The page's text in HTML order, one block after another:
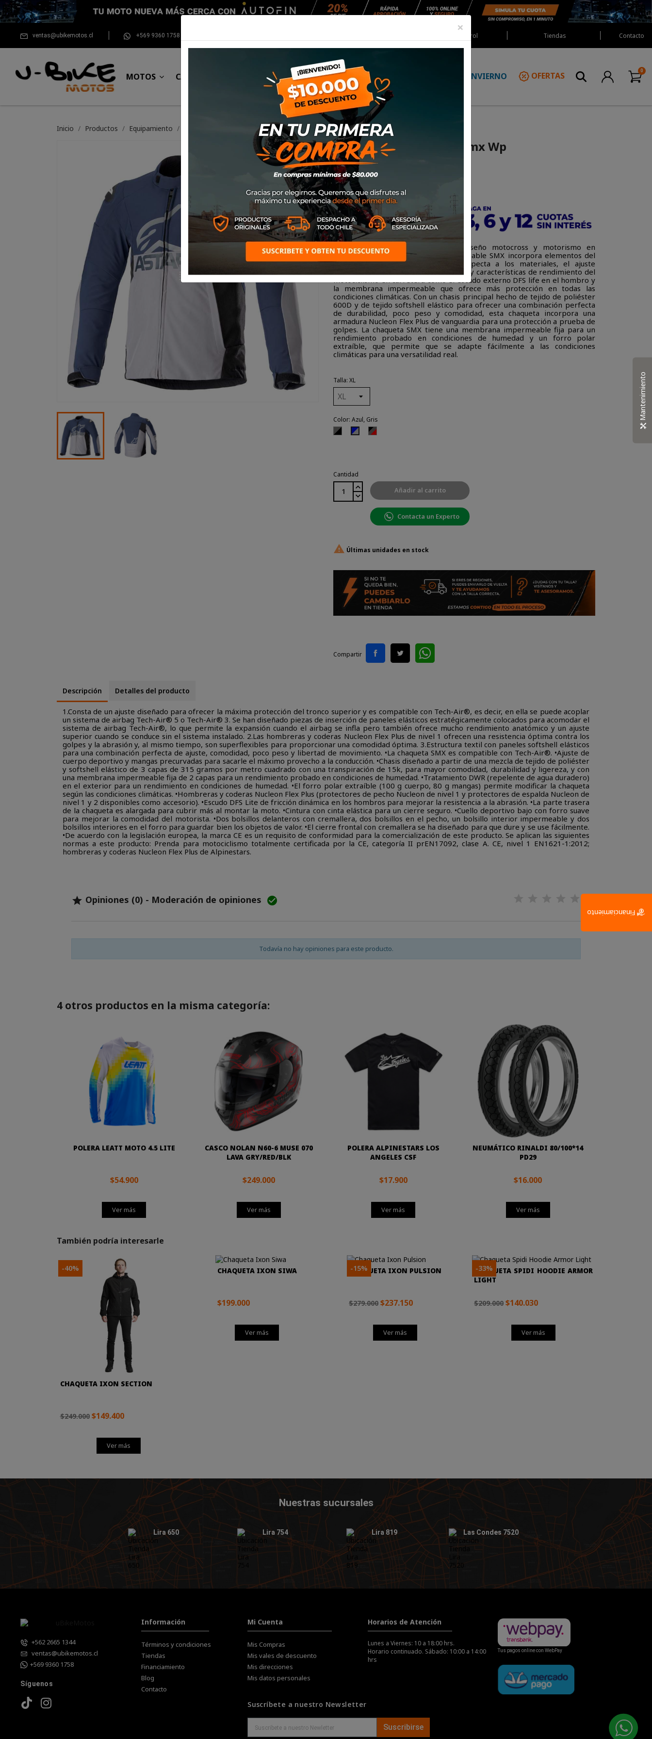
ventas@ubikemotos.cl +569 9360 1758 Red Castrol Tiendas Contacto
MOTOS CASCOS EQUIPAMIENTO NEUMÁTICOS MANTENCIÓN INVIERNO OFERTAS
Inicio Productos Equipamiento Chaqueta Alpinestars Smx Wp
Chaqueta Alpinestars Smx Wp
SKU3206523
$235.000
Derivada de una combinación de diseño motocross y motorismo en
carretera. La nueva chaqueta impermeable SMX incorpora elementos del
diseño de motocross en lo que respecta a los materiales, el ajuste
deportivo y los gráficos de la chaqueta y características de rendimiento del
motociclismo en carretera como el escudo externo DFS life en el hombro y
la membrana impermeable que ofrece más protección en todas las
condiciones climáticas. Con un chasis principal hecho de tejido de poliéster
600D y de tejido softshell elástico para ofrecer una combinación perfecta
de durabilidad, poco peso y comodidad, esta chaqueta incorpora una
armadura Nucleon Flex Plus de vanguardia para una protección a prueba de
golpes. La chaqueta SMX tiene una membrana impermeable fija para un
rendimiento probado en condiciones de humedad y un forro polar
extraíble, que permite que se adapte fácilmente a las condiciones
climáticas para una versatilidad real.
Talla: XL
Color: Azul, Gris
Negro,Azul, Negro,
Cantidad
Añadir al carrito
Contacta un Experto
 Últimas unidades en stock
Compartir
Descripción Detalles del producto
1.Consta de un ajuste diseñado para ofrecer la máxima protección del tronco superior y es compatible con Tech-Air®, es decir, en ella se puede acoplar
un sistema de airbag Tech-Air® 5 o Tech-Air® 3. Se han diseñado piezas de inserción de paneles elásticos estratégicamente colocados para acomodar el
sistema de airbag Tech-Air®, lo que permite la expansión cuando el airbag se infla pero también ofrece mucho rendimiento anatómico y un ajuste
superior cuando se conduce sin el sistema instalado. 2.Las hombreras y coderas Nucleon Flex Plus de nivel 1 ofrecen una resistencia óptima contra los
golpes y la abrasión y, al mismo tiempo, son superflexibles para proporcionar una comodidad óptima. 3.Estructura textil con paneles softshell elásticos
para una combinación perfecta de ajuste, comodidad, poco peso y libertad de movimiento. •La chaqueta SMX es compatible con Tech-Air®. •Ajuste de
cuerpo deportivo y mangas precurvadas para sacarle el máximo provecho a la conducción. •Chasis diseñado a partir de una mezcla de tejido de poliéster
y softshell elástico de 3 capas de 315 gramos por metro cuadrado con una transpiración de 15k, para mayor comodidad, durabilidad y ligereza, y con
una membrana impermeable fija de 2 capas para un rendimiento probado en condiciones de humedad. •Tratamiento DWR (repelente de agua duradero)
en el exterior para un rendimiento en condiciones de humedad. •El forro polar extraíble (100 g cuerpo, 80 g mangas) permite modificar la chaqueta
según las condiciones climáticas. •Hombreras y coderas Nucleon Flex Plus (protectores de pecho Nucleon de nivel 1 y protectores de espalda Nucleon de
nivel 1 y 2 disponibles como accesorio). •Escudo DFS Lite de fricción dinámica en los hombros para mejorar la resistencia a la abrasión. •La parte trasera
de la chaqueta es alargada para cubrir más al montar la moto. •Cintura con cinta elástica para un cierre seguro. •Cuello deportivo bajo con forro suave
para mejorar la comodidad del motorista. •Dos bolsillos delanteros con cremallera, dos bolsillos en el pecho, un bolsillo interior impermeable y dos
bolsillos interiores en el forro para guardar bien los objetos de valor. •El cierre frontal con cremallera se ha diseñado para que dure y se use fácilmente.
•De acuerdo con la legislación europea, la marca CE es un requisito de conformidad para la comercialización de este producto. Se aplican las siguientes
normas a este producto: Prenda para motociclismo totalmente certificada por la CE, categoría II prEN17092, clase A. CE, nivel 1 EN1621-1:2012;
hombreras y coderas Nucleon Flex Plus de Alpinestars.
 Opiniones (0) - Moderación de opiniones 
Todavía no hay opiniones para este producto.
4 otros productos en la misma categoría:
POLERA LEATT MOTO 4.5 LITE
$54.900
Ver más
CASCO NOLAN N60-6 MUSE 070
LAVA GRY/RED/BLK
$249.000
Ver más
POLERA ALPINESTARS LOS
ANGELES CSF
$17.900
Ver más
NEUMÁTICO RINALDI 80/100*14
PD29
$16.000
Ver más
También podría interesarle
CHAQUETA IXON SECTION
$249.000 $149.400
Ver más
-40% CHAQUETA IXON SIWA
$199.000
Ver más
CHAQUETA IXON PULSION
$279.000 $237.150
Ver más
-15%
CHAQUETA SPIDI HOODIE ARMOR
LIGHT
$209.000 $140.030
Ver más
-33%
Nuestras sucursales
Lira 650 Lira 754 Lira 819 Las Condes 7520
+562 2665 1344
ventas@ubikemotos.cl
+569 9360 1758
Síguenos
Información
Términos y condiciones
Tiendas
Financiamiento
Blog
Contacto
Mi Cuenta
Mis Compras
Mis vales de descuento
Mis direcciones
Mis datos personales
Horarios de Atención
Lunes a Viernes: 10 a 18:00 hrs.
Horario continuado. Sábado: 10:00 a 14:00
hrs
Suscríbete a nuestro Newsletter
Suscribirse
Tus pagos online con WebPay
×
Mantenimiento
Financiamiento